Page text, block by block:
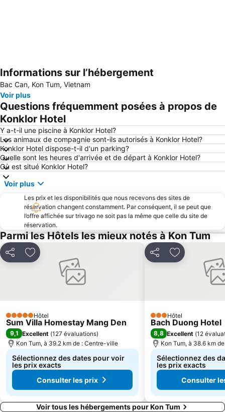
Agrandir la carte
Informations sur l’hébergement
Bac Can, Kon Tum, Vietnam
Voir plus
Questions fréquemment posées à propos de
Konklor Hotel
Y a-t-il une piscine à Konklor Hotel?
Les animaux de compagnie sont-ils autorisés à Konklor Hotel?
Konklor Hotel dispose-t-il d'un parking?
Quelle sont les heures d'arrivée et de départ à Konklor Hotel?
Où est situé Konklor Hotel?
Voir plus
Les prix et les disponibilités que nous recevons des sites de
réservation changent constamment. Par conséquent, il se peut que
l’offre affichée sur trivago ne soit pas la même que celle du site de
réservation.
Parmi les Hôtels les mieux notés à Kon Tum
PartagerAjouter à mes favoris
5 ÉtoilesHôtel
Sum Villa Homestay Mang Den
9,1 Excellent (127 évaluations)
Kon Tum, à 39.2 km de : Centre-ville
Sélectionnez des dates pour voir
les prix exacts
Consulter les prix
PartagerAjouter à
3 Étoiles
Hôtel
Bach Duong Hotel
8,8 Excellent (12
Kon Tum, à 38.6 km
Sélectionnez des
les prix exacts
Consulter
Voir tous les hébergements pour Kon Tum